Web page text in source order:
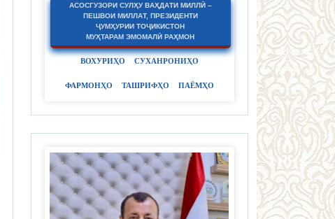
АСОСГУЗОРИ СУЛҲУ ВАҲДАТИ МИЛЛӢ –
ПЕШВОИ МИЛЛАТ, ПРЕЗИДЕНТИ
ҶУМҲУРИИ ТОҶИКИСТОН
МУҲТАРАМ ЭМОМАЛӢ РАҲМОН
ВОХУРИҲО СУХАНРОНИҲО
ФАРМОНҲО ТАШРИФҲО ПАЁМҲО